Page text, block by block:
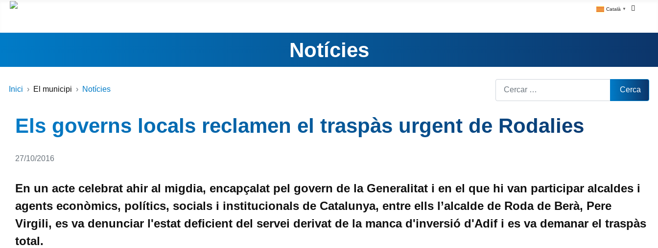
Català ▼
Notícies
Inici El municipi Notícies Cerca Cerca
Els governs locals reclamen el traspàs urgent de Rodalies
Detalls
27/10/2016
En un acte celebrat ahir al migdia, encapçalat pel govern de la Generalitat i en el que hi van participar alcaldes i
agents econòmics, polítics, socials i institucionals de Catalunya, entre ells l’alcalde de Roda de Berà, Pere
Virgili, es va denunciar l'estat deficient del servei derivat de la manca d'inversió d'Adif i es va demanar el traspàs
total.